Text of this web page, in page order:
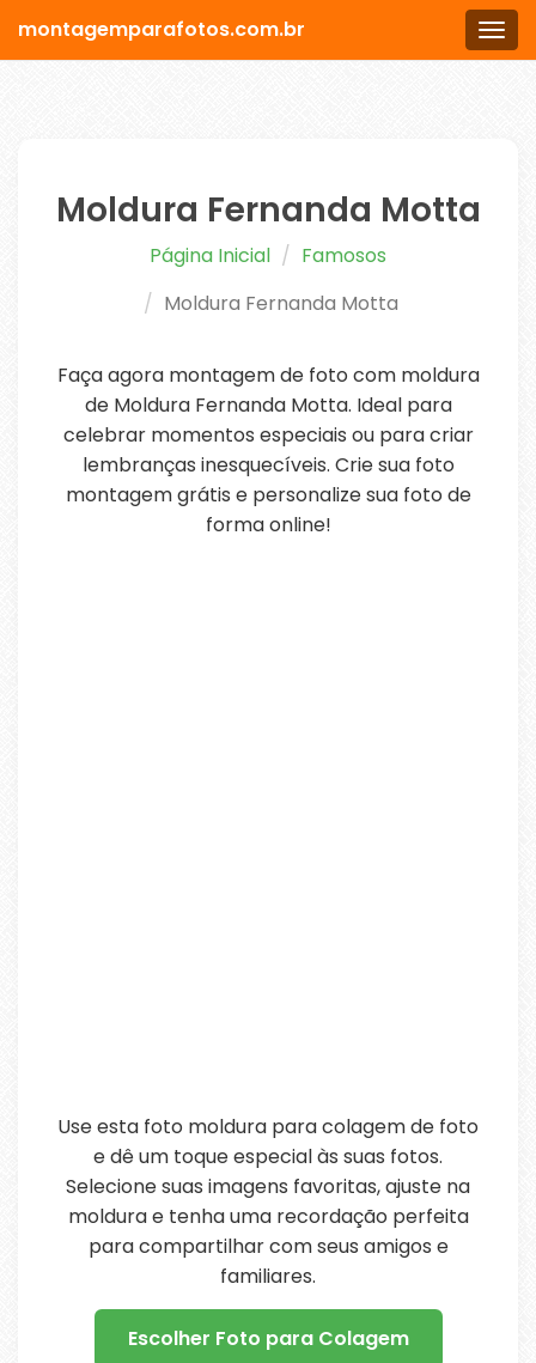
Menu
montagemparafotos.com.br
Moldura Fernanda Motta
Página Inicial
Famosos
Moldura Fernanda Motta
Faça agora montagem de foto com moldura
de Moldura Fernanda Motta. Ideal para
celebrar momentos especiais ou para criar
lembranças inesquecíveis. Crie sua foto
montagem grátis e personalize sua foto de
forma online!
Use esta foto moldura para colagem de foto
e dê um toque especial às suas fotos.
Selecione suas imagens favoritas, ajuste na
moldura e tenha uma recordação perfeita
para compartilhar com seus amigos e
familiares.
Escolher Foto para Colagem